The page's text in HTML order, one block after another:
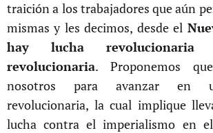
traición a los trabajadores que aún
mismas y les decimos, desde el
hay lucha
revolucionaria. Proponemos
nosotros para avanzar en
revolucionaria, la cual implique
lucha contra el imperialismo en